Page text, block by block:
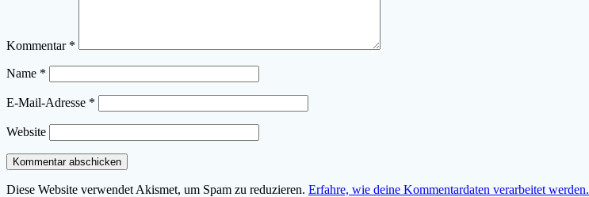
Kommentar *
Name *
E-Mail-Adresse *
Website
Diese Website verwendet Akismet, um Spam zu reduzieren. Erfahre, wie deine Kommentardaten verarbeitet werden.